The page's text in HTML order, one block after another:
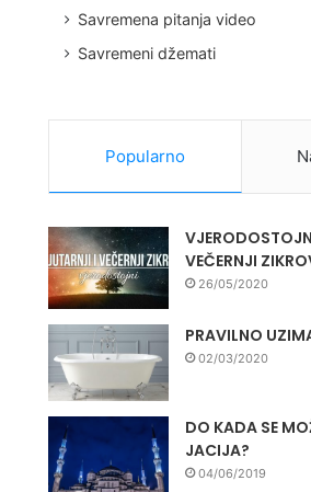
Savremena pitanja video
Savremeni džemati
Popularno
VEČERNJI
26/05/2020
PRAVILNO
02/03/2020
DO KADA SE
JACIJA?
04/06/2019